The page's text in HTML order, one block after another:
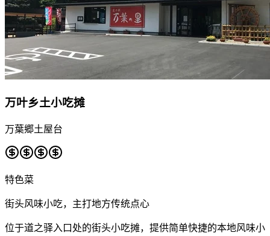
万叶乡土小吃摊
万葉郷土屋台
特色菜
街头风味小吃，主打地方传统点心
位于道之驿入口处的街头小吃摊，提供简单快捷的本地风味小